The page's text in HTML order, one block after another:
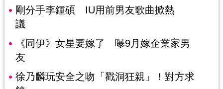
剛分手李鍾碩 IU用前男友歌曲掀熱
議
《同伊》女星要嫁了 曝9月嫁企業家男
友
徐乃麟玩安全之吻「戳洞狂親」！對方求